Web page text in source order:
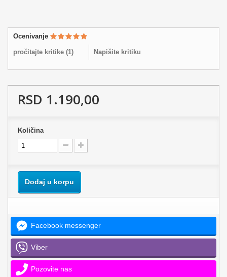
Ocenivanje
pročitajte kritike (1) Napišite kritiku
RSD 1.190,00
Količina
Dodaj u korpu
Facebook messenger
Viber
Pozovite nas